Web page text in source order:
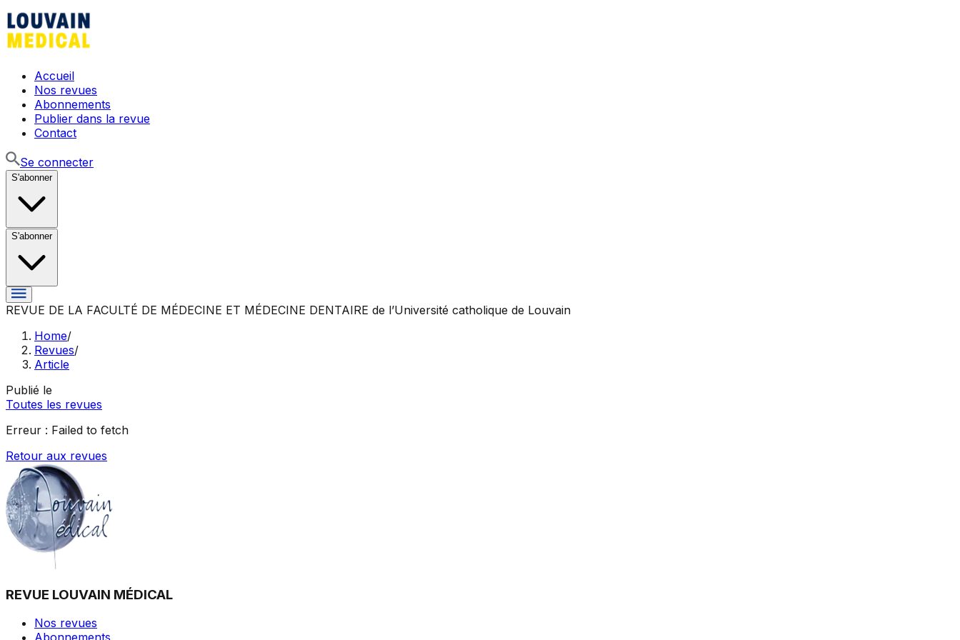
Accueil
Nos revues
Abonnements
Publier dans la revue
Contact
Se connecter
S'abonner
S'abonner
REVUE DE LA FACULTÉ DE MÉDECINE ET MÉDECINE DENTAIRE de l’Université catholique de Louvain
Home/
Revues/
Article
Publié le
Toutes les revues
Erreur : Failed to fetch
Retour aux revues
REVUE LOUVAIN MÉDICAL
Nos revues